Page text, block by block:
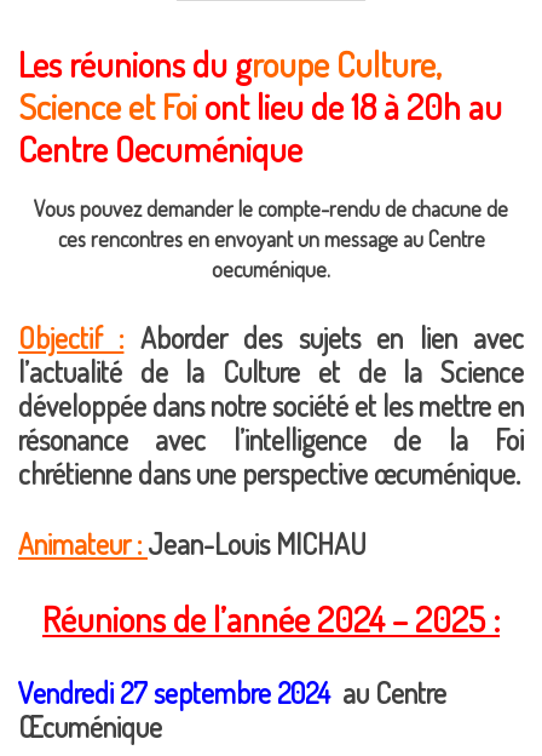
Les réunions du groupe Culture,
Science et Foiont lieu de 18 à 20h au
Centre Oecuménique
Vous pouvez demander le compte-rendu de chacune de
ces rencontres en envoyant un message au Centre
oecuménique.
Objectif :Aborder des sujets en lien avec
l’actualité de la Culture et de la Science
développée dans notre société et les mettre en
résonance avec l’intelligence de la Foi
chrétienne dans une perspective œcuménique.
Animateur :Jean-Louis MICHAU
Réunions de l’année 2024 – 2025 :
Vendredi 27 septembre 2024 au Centre
Œcuménique